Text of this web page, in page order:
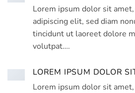
Lorem ipsum dolor sit
adipiscing elit, sed diam
tincidunt ut laoreet dolore
volutpat….
LOREM IPSUM DOLOR
Lorem ipsum dolor sit